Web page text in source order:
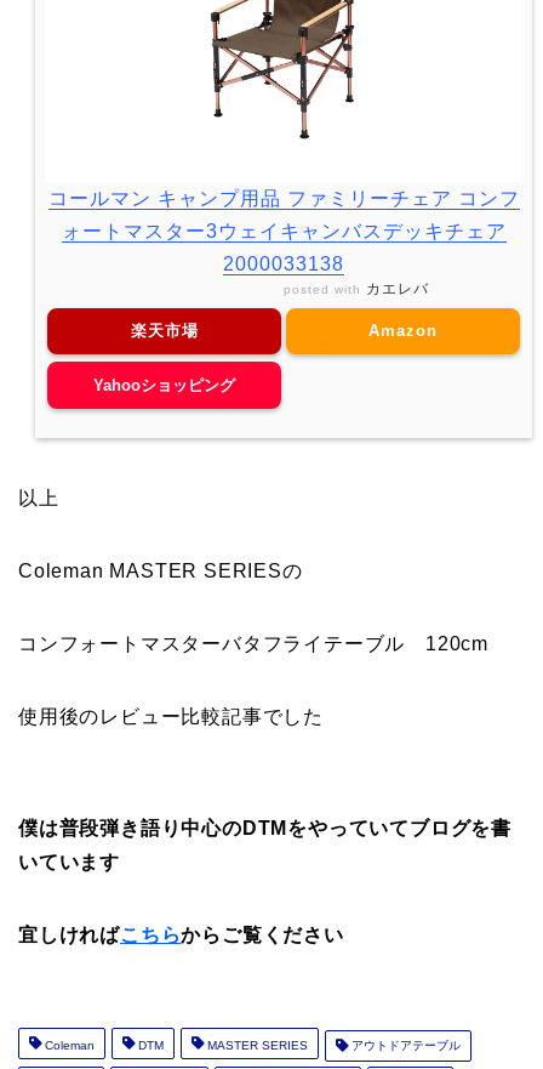
コールマン キャンプ用品 ファミリーチェア コンフ
ォートマスター3ウェイキャンバスデッキチェア
2000033138
posted with カエレバ
楽天市場 Amazon
Yahooショッピング
以上
Coleman MASTER SERIESの
コンフォートマスターバタフライテーブル 120cm
使用後のレビュー比較記事でした
僕は普段弾き語り中心のDTMをやっていてブログを書
いています
宜しければこちらからご覧ください
Coleman DTM MASTER SERIES アウトドアテーブル